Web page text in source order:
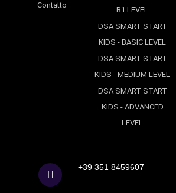
Contatto
B1 LEVEL
DSA SMART START
KIDS - BASIC LEVEL
DSA SMART START
KIDS - MEDIUM LEVEL
DSA SMART START
KIDS - ADVANCED
LEVEL
+39 351 8459607